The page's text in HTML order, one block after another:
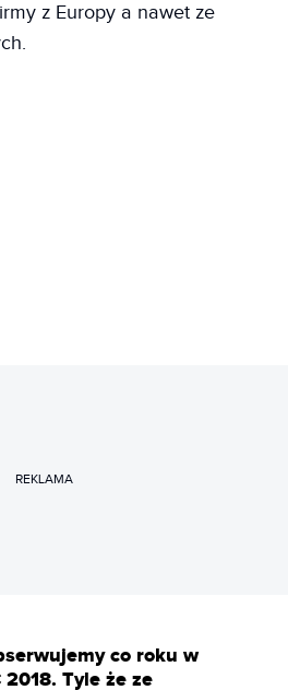
z Europy a nawet ze
REKLAMA
co roku w
Tyle że ze